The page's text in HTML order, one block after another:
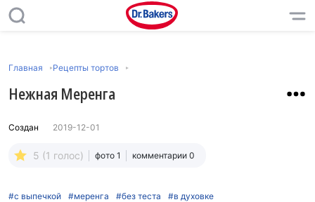
Главная Рецепты тортов
Нежная Меренга
Создан 2019-12-01
5 (1 голос) фото 1 комментарии 0
#с выпечкой #меренга #без теста #в духовке